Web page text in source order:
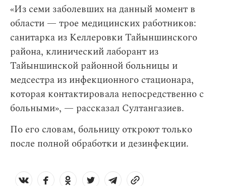
«Из семи заболевших на данный момент в
области — трое медицинских работников:
санитарка из Келлеровки Тайыншинского
района, клинический лаборант из
Тайыншинской районной больницы и
медсестра из инфекционного стационара,
которая контактировала непосредственно с
больными», — рассказал Султангазиев.
По его словам, больницу откроют только
после полной обработки и дезинфекции.